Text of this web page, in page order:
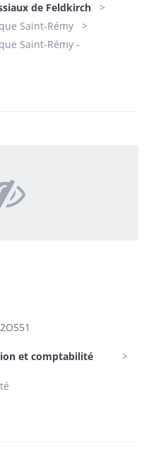
de Feldkirch
Saint-Rémy
Saint-Rémy -
2O551
et comptabilité